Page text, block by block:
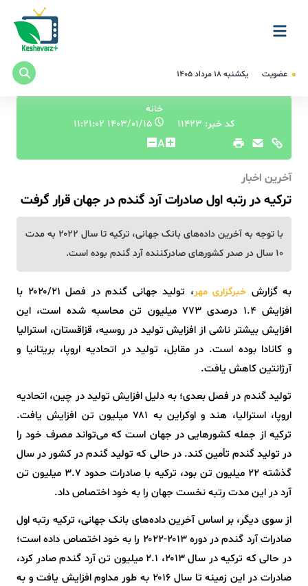
عضویت یکشنبه ۱۸ مرداد ۱۴۰۵
خانه
کد خبر: 11423
۱۴۰۳/۰۱/۱۵ ۱۱:۲۱:۰۲
A
آخرین اخبار
ترکیه در رتبه اول صادرات آرد گندم در جهان قرار گرفت
با توجه به آخرین داده‌های بانک جهانی، ترکیه تا سال ۲۰۲۲ به مدت
۱۰ سال در صدر کشورهای صادرکننده آرد گندم بوده است.
به گزارش خبرگزاری مهر
، تولید جهانی گندم در فصل ۲۰۲۰/۲۱ با
افزایش ۱.۴ درصدی ۷۷۳ میلیون تن محاسبه شده است، این
افزایش بیشتر ناشی از افزایش تولید در روسیه، قزاقستان، استرالیا
و کانادا بوده است. در مقابل، تولید در اتحادیه اروپا، بریتانیا و
آرژانتین کاهش یافت.
تولید گندم در فصل بعدی؛ به دلیل افزایش تولید در چین، اتحادیه
اروپا، استرالیا، هند و اوکراین به ۷۸۱ میلیون تن افزایش یافت.
ترکیه از جمله کشورهایی در جهان است که می‌تواند مصرف خود را
در تولید گندم تأمین کند. در حالی که تولید گندم در کشور در سال
گذشته ۲۲ میلیون تن بود، ترکیه با صادرات حدود ۳.۷ میلیون تن
آرد در این مدت رتبه نخست جهان را به خود اختصاص داد.
از سوی دیگر، بر اساس آخرین داده‌های بانک جهانی، ترکیه رتبه اول
صادرات آرد گندم در دوره ۲۰۱۳-۲۰۲۲ را به خود اختصاص داده است؛
در حالی که ترکیه در سال ۲۰۱۳، ۲.۱ میلیون تن آرد گندم صادر کرد،
صادرات در این زمینه تا سال ۲۰۱۶ به طور مداوم افزایش یافت و به